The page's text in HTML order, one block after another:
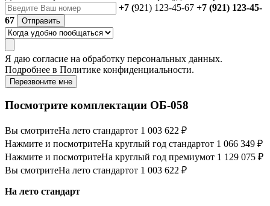
+7 (921) 123-45-67 +7 (921) 123-45-
67
Отправить
Я даю согласие на обработку персональных данных.
Подробнее в Политике конфиденциальности.
Перезвоните мне
Посмотрите комплектации ОБ-058
Вы смотритеНа лето стандартот 1 003 622 ₽
Нажмите и посмотритеНа круглый год стандартот 1 066 349 ₽
Нажмите и посмотритеНа круглый год премиумот 1 129 075 ₽
Вы смотритеНа лето стандартот 1 003 622 ₽
На лето стандарт